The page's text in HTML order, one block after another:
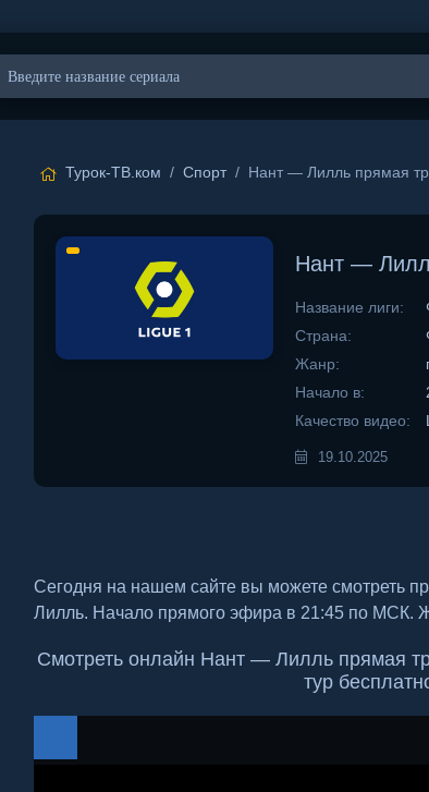
Турок-ТВ.ком / Спорт/ Нант — Лилль прямая
Нант —
Название лиги:
Страна:
Жанр:
Начало в:
Качество видео:
19.10.2025
Сегодня на нашем сайте вы можете смотреть
Лилль. Начало прямого эфира в 21:45 по МСК.
Смотреть онлайн Нант — Лилль прямая
тур